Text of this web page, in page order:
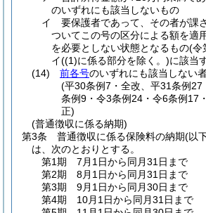
のいずれにも該当しないもの
イ
要保護者であって、その者が課
ついてこの号の区分による額を適
を必要としない状態となるもの(令
イ((1)に係る部分を除く。)に該当
(14)
前各号のいずれにも該当しない
(平30条例7・全改、平31条例27
条例9・令3条例24・令6条例17
正)
(普通徴収に係る納期)
第3条
普通徴収に係る保険料の納期(以
は、次のとおりとする。
第1期 7月1日から同月31日まで
第2期 8月1日から同月31日まで
第3期 9月1日から同月30日まで
第4期 10月1日から同月31日まで